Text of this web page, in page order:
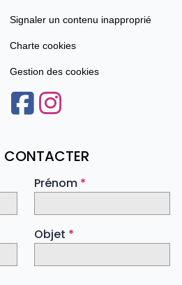
Signaler un contenu inapproprié
Charte cookies
Gestion des cookies
CONTACTER
Prénom *
Objet *